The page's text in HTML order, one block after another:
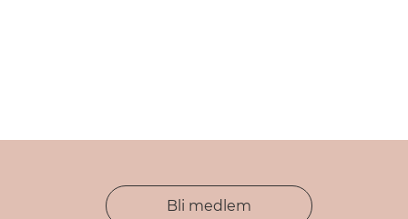
Bli medlem